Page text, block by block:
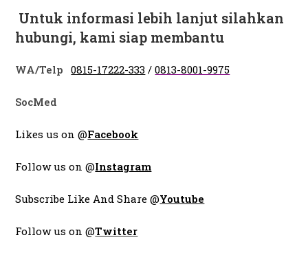
Untuk informasi lebih lanjut silahkan
hubungi, kami siap membantu
WA/Telp 0815-17222-333 /0813-8001-9975
SocMed
Likes us on @Facebook
Follow us on @Instagram
Subscribe Like And Share @Youtube
Follow us on @Twitter